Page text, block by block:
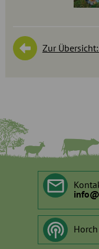
Zur
info@